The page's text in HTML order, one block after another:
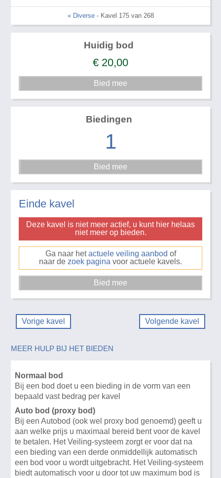
« Diverse- Kavel 175 van 268
Huidig bod
€ 20,00
Biedingen
1
Einde kavel
Deze kavel is niet meer actief, u kunt hier helaas
niet meer op bieden.
Ga naar hetactuele veiling aanbod of
naar de zoek pagina voor actuele kavels.
Vorige kavel Volgende kavel
MEER HULP BIJ HET BIEDEN
Normaal bod
Bij een bod doet u een bieding in de vorm van een
bepaald vast bedrag per kavel
Auto bod (proxy bod)
Bij een Autobod (ook wel proxy bod genoemd) geeft u
aan welke prijs u maximaal bereid bent voor de kavel
te betalen. Het Veiling-systeem zorgt er voor dat na
een bieding van een derde onmiddellijk automatisch
een bod voor u wordt uitgebracht. Het Veiling-systeem
biedt automatisch voor u door tot uw maximum bod is